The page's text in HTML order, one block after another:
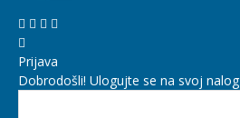
Prijava
Dobrodošli! Ulogujte se na svoj nalog